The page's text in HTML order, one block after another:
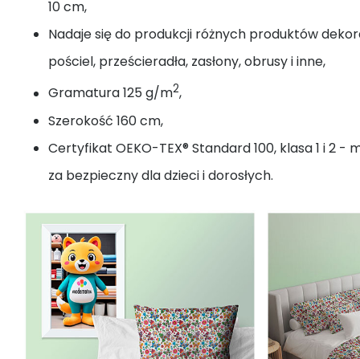
10 cm,
Nadaje się do produkcji różnych produktów
pościel, prześcieradła, zasłony, obrusy i inne,
Gramatura 125 g/m2,
Szerokość 160 cm,
Certyfikat OEKO-TEX® Standard 100, klasa 1 i 2 -
za bezpieczny dla dzieci i dorosłych.